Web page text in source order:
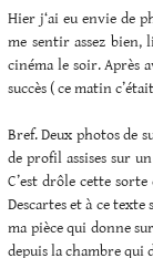
Hier j‘ai eu envie de
me sentir assez
cinéma le soir. Après
succès ( ce matin
Bref. Deux photos de
de profil assises sur
C’est drôle cette
Descartes et à ce texte
ma pièce qui donne
depuis la chambre qui